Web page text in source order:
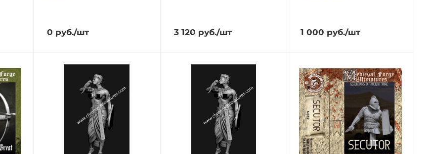
0 руб./шт 3 120 руб./шт 1 000 руб./шт